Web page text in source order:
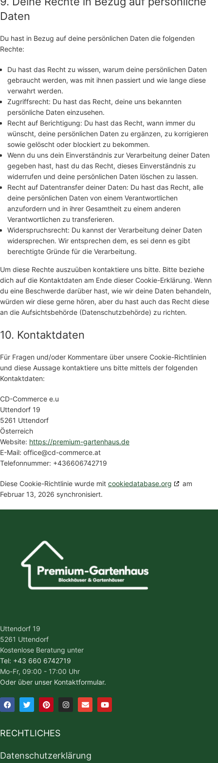
Daten
Du hast in Bezug auf deine persönlichen Daten die folgenden
Rechte:
Du hast das Recht zu wissen, warum deine persönlichen Daten
gebraucht werden, was mit ihnen passiert und wie lange diese
verwahrt werden.
Zugriffsrecht: Du hast das Recht, deine uns bekannten
persönliche Daten einzusehen.
Recht auf Berichtigung: Du hast das Recht, wann immer du
wünscht, deine persönlichen Daten zu ergänzen, zu korrigieren
sowie gelöscht oder blockiert zu bekommen.
Wenn du uns dein Einverständnis zur Verarbeitung deiner Daten
gegeben hast, hast du das Recht, dieses Einverständnis zu
widerrufen und deine persönlichen Daten löschen zu lassen.
Recht auf Datentransfer deiner Daten: Du hast das Recht, alle
deine persönlichen Daten von einem Verantwortlichen
anzufordern und in ihrer Gesamtheit zu einem anderen
Verantwortlichen zu transferieren.
Widerspruchsrecht: Du kannst der Verarbeitung deiner Daten
widersprechen. Wir entsprechen dem, es sei denn es gibt
berechtigte Gründe für die Verarbeitung.
Um diese Rechte auszuüben kontaktiere uns bitte. Bitte beziehe
dich auf die Kontaktdaten am Ende dieser Cookie-Erklärung. Wenn
du eine Beschwerde darüber hast, wie wir deine Daten behandeln,
würden wir diese gerne hören, aber du hast auch das Recht diese
an die Aufsichtsbehörde (Datenschutzbehörde) zu richten.
10. Kontaktdaten
Für Fragen und/oder Kommentare über unsere Cookie-Richtlinien
und diese Aussage kontaktiere uns bitte mittels der folgenden
Kontaktdaten:
CD-Commerce e.u
Uttendorf 19
5261 Uttendorf
Österreich
Website: https://premium-gartenhaus.de
E-Mail: office@cd-commerce.at
Telefonnummer: +436606742719
Diese Cookie-Richtlinie wurde mit cookiedatabase.org
am
Februar 13, 2026 synchronisiert.
Uttendorf 19
5261 Uttendorf
Kostenlose Beratung unter
Tel: +43 660 6742719
Mo-Fr, 09:00 - 17:00 Uhr
Oder über unser Kontaktformular.
RECHTLICHES
Datenschutzerklärung